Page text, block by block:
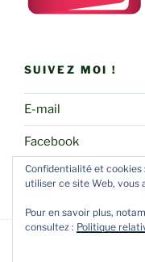
SUIVEZ MOI !
E-mail
Facebook
Confidentialité et cookies
utiliser ce site Web, vous
Pour en savoir plus,
consultez : Politique